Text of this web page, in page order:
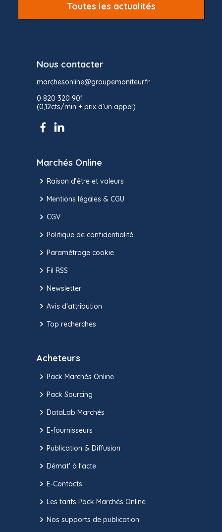
Toutes les actualités
Nous contacter
marchesonline@groupemoniteur.fr
0 820 320 901
(0,12cts/min + prix d’un appel)
Marchés Online
Raison d’être et valeurs
Mentions légales & CGU
CGV
Politique de confidentialité
Paramétrage cookie
Fil RSS
Newsletter
Avis d'attribution
Top recherches
Acheteurs
Pack Marchés Online
Pack Sourcing
DataLab Marchés
E-fournisseurs
Publication & Diffusion
Démat' à l'acte
E-Contacts
Les tarifs Pack Marchés Online
Nos supports de publication